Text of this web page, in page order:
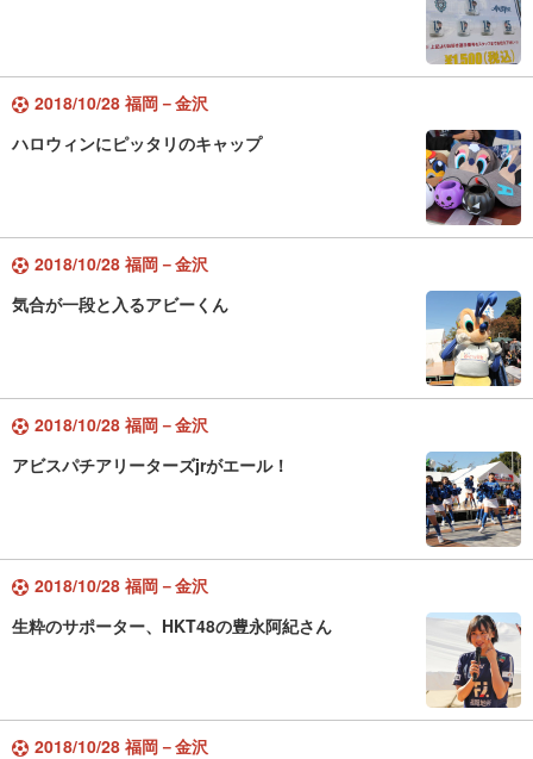
2018/10/28 福岡－金沢
ハロウィンにピッタリのキャップ
2018/10/28 福岡－金沢
気合が一段と入るアビーくん
2018/10/28 福岡－金沢
アビスパチアリーターズjrがエール！
2018/10/28 福岡－金沢
生粋のサポーター、HKT48の豊永阿紀さん
2018/10/28 福岡－金沢